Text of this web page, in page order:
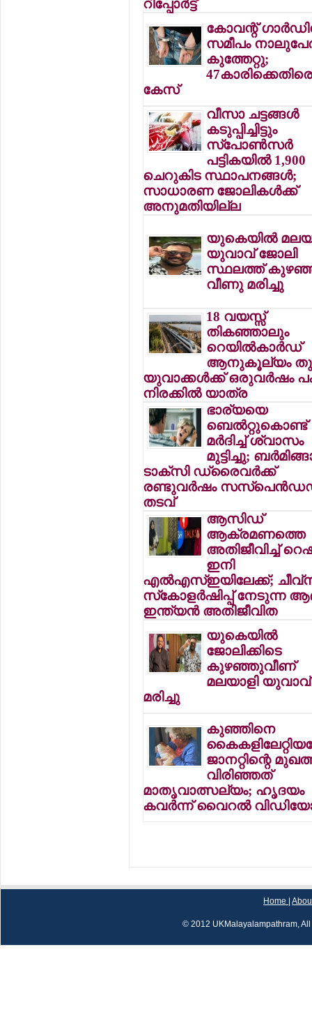
റിപ്പോര്‍ട്ട്
കോവന്റ്
സമീപം
കുത്തേറ്റു;
കേസ്
വീസാ ചട്ടങ്ങള്‍
കടുപ്പിച്ചിട്ടും
സ്‌പോണ്‍സര്‍
പട്ടികയില്‍ 1,900
ചെറുകിട സ്ഥാപനങ്ങള്‍;
സാധാരണ ജോലികള്‍ക്ക്
അനുമതിയില്ല
യുകെയില്‍
യുവാവ് ജോലി
സ്ഥലത്ത്
വീണു മരിച്ചു
18 വയസ്സ്
തികഞ്ഞാലും
റെയില്‍കാര്‍ഡ്
ആനുകൂല്യം
യുവാക്കള്‍ക്ക് ഒരുവര്‍ഷം
നിരക്കില്‍ യാത്ര
ഭാര്യയെ
ബെല്‍റ്റുകൊണ്ട്
മര്‍ദിച്ച് ശ്വാസം
മുട്ടിച്ചു;
ടാക്‌സി ഡ്രൈവര്‍ക്ക്
രണ്ടുവര്‍ഷം
തടവ്
ആസിഡ്
ആക്രമണത്തെ
അതിജീവിച്ച്
ഇനി
എല്‍എസ്ഇയിലേക്ക്;
സ്‌കോളര്‍ഷിപ്പ് നേടുന്ന
ഇന്ത്യന്‍ അതിജീവിത
യുകെയില്‍
ജോലിക്കിടെ
കുഴഞ്ഞുവീണ്
മലയാളി യുവാവ്
മരിച്ചു
കുഞ്ഞിനെ
ജാനറ്റിന്റെ
വിരിഞ്ഞത്
മാതൃവാത്സല്യം; ഹൃദയം
കവര്‍ന്ന് വൈറല്‍
Home
© 2012 UKMalayalampathram,